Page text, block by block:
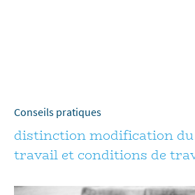
Conseils pratiques
distinction modification
travail et conditions de